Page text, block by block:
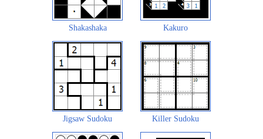
Shakashaka Kakuro
Jigsaw Sudoku Killer Sudoku